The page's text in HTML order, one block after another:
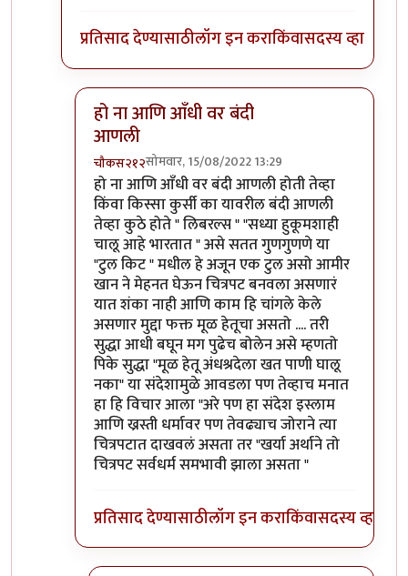
प्रतिसाद देण्यासाठीलॉग इन कराकिंवासदस्य व्हा
हो ना आणि आँधी वर बंदी
आणली
चौकस२१२सोमवार, 15/08/2022 13:29
In reply toसहमतbyजेम्स वांड
हो ना आणि आँधी वर बंदी आणली होती तेव्हा
किंवा किस्सा कुर्सी का यावरील बंदी आणली
तेव्हा कुठे होते " लिबरल्स " "सध्या हुकूमशाही
चालू आहे भारतात " असे सतत गुणगुणणे या
"टुल किट " मधील हे अजून एक टुल असो आमीर
खान ने मेहनत घेऊन चित्रपट बनवला असणारं
यात शंका नाही आणि काम हि चांगले केले
असणार मुद्दा फक्त मूळ हेतूचा असतो .... तरी
सुद्धा आधी बघून मग पुढेच बोलेन असे म्हणतो
पिके सुद्धा "मूळ हेतू अंधश्रदेला खत पाणी घालू
नका" या संदेशामुळे आवडला पण तेव्हाच मनात
हा हि विचार आला "अरे पण हा संदेश इस्लाम
आणि ख्रस्ती धर्मावर पण तेवढ्याच जोराने त्या
चित्रपटात दाखवलं असता तर "खर्या अर्थाने तो
चित्रपट सर्वधर्म समभावी झाला असता "
प्रतिसाद देण्यासाठीलॉग इन कराकिंवासदस्य व्हा